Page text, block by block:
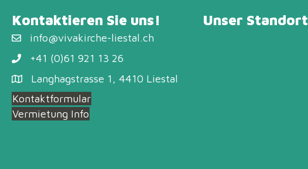
Kontaktieren Sie uns!
info@vivakirche-liestal.ch
+41 (0)61 921 13 26
Langhagstrasse 1, 4410 Liestal
Kontaktformular
Vermietung Info
Unser Standort